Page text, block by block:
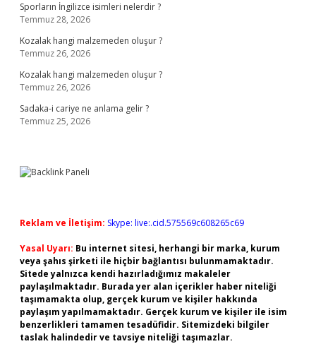
Sporların İngilizce isimleri nelerdir ?
Temmuz 28, 2026
Kozalak hangi malzemeden oluşur ?
Temmuz 26, 2026
Kozalak hangi malzemeden oluşur ?
Temmuz 26, 2026
Sadaka-i cariye ne anlama gelir ?
Temmuz 25, 2026
Reklam ve İletişim: Skype: live:.cid.575569c608265c69
Yasal Uyarı: Bu internet sitesi, herhangi bir marka, kurum
veya şahıs şirketi ile hiçbir bağlantısı bulunmamaktadır.
Sitede yalnızca kendi hazırladığımız makaleler
paylaşılmaktadır. Burada yer alan içerikler haber niteliği
taşımamakta olup, gerçek kurum ve kişiler hakkında
paylaşım yapılmamaktadır. Gerçek kurum ve kişiler ile isim
benzerlikleri tamamen tesadüfidir. Sitemizdeki bilgiler
taslak halindedir ve tavsiye niteliği taşımazlar.